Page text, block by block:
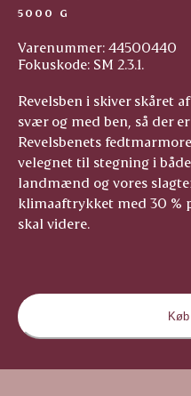
5000 G
Varenummer: 44500440
Fokuskode: SM 2.3.1.
Revelsben i skiver skåret
svær og med ben, så der
Revelsbenets
velegnet til stegning i
landmænd og vores
klimaaftrykket med 30 %
skal videre.